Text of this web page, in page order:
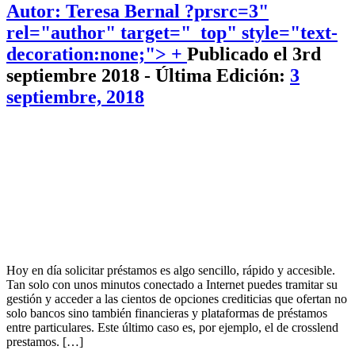
Autor: Teresa Bernal ?prsrc=3"
rel="author" target="_top" style="text-
decoration:none;"> + Publicado el 3rd
septiembre 2018 - Última Edición: 3
septiembre, 2018
Hoy en día solicitar préstamos es algo sencillo, rápido y accesible.
Tan solo con unos minutos conectado a Internet puedes tramitar su
gestión y acceder a las cientos de opciones crediticias que ofertan no
solo bancos sino también financieras y plataformas de préstamos
entre particulares. Este último caso es, por ejemplo, el de crosslend
prestamos. […]